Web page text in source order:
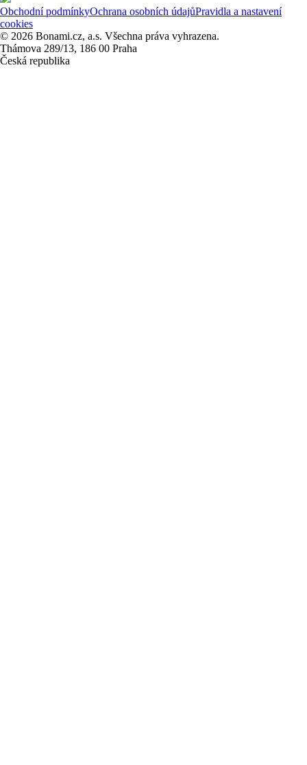
Obchodní podmínkyOchrana osobních údajůPravidla a nastavení
cookies
© 2026 Bonami.cz, a.s. Všechna práva vyhrazena.
Thámova 289/13, 186 00 Praha
Česká republika